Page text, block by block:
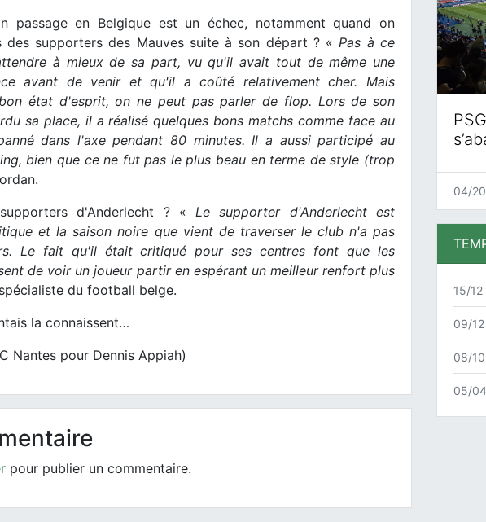
passage en Belgique est un échec, notamment quand on
des supporters des Mauves suite à son départ ? « Pas à ce
à mieux de sa part, vu qu'il avait tout de même une
avant de venir et qu'il a coûté relativement cher. Mais
état d'esprit, on ne peut pas parler de flop. Lors de son
sa place, il a réalisé quelques bons matchs comme face au
dans l'axe pendant 80 minutes. Il a aussi participé au
bien que ce ne fut pas le plus beau en terme de style (trop
d'Anderlecht ? « Le supporter d'Anderlecht est
et la saison noire que vient de traverser le club n'a pas
Le fait qu'il était critiqué pour ses centres font que les
de voir un joueur partir en espérant un meilleur renfort plus
du football belge.
la connaissent…
Nantes pour Dennis Appiah)
pour publier un commentaire.
04/
15/12
09/12
08/10
05/04